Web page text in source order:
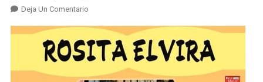
Deja Un ComentarioEn
Riobamba:
«Los
Muela»,